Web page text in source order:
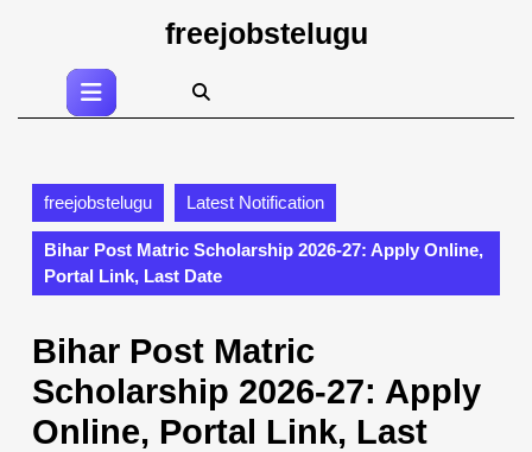
to
freejobstelugu
Open
Button
freejobstelugu Latest Notification
Bihar Post Matric Scholarship 2026-27: Apply Online,
Portal Link, Last Date
Bihar Post Matric
Scholarship 2026-27: Apply
Online, Portal Link, Last